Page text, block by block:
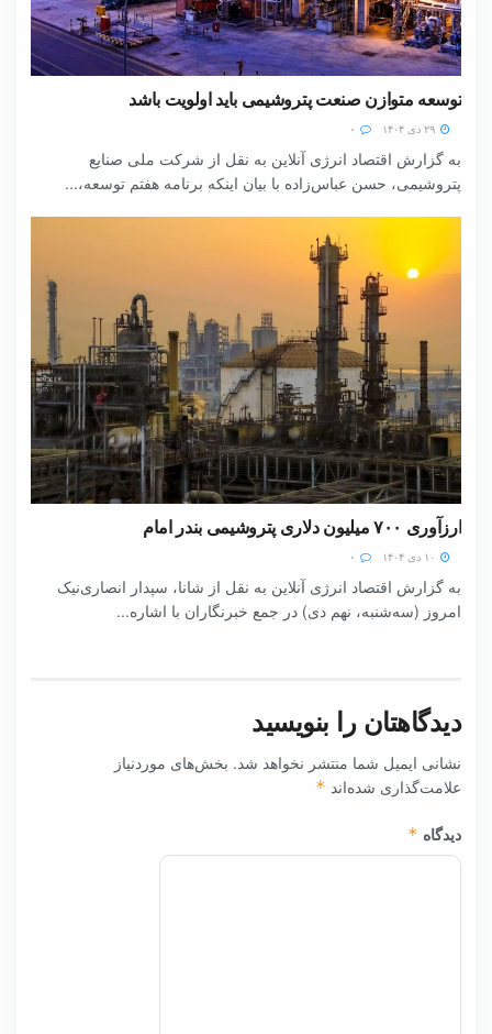
توسعه متوازن صنعت پتروشیمی باید اولویت باشد
به گزارش اقتصاد انرژی آنلاین به نقل از شرکت ملی صنایع
پتروشیمی، حسن عباس‌زاده با بیان اینکه برنامه هفتم توسعه،...
ارزآوری ۷۰۰ میلیون دلاری پتروشیمی بندر امام
به گزارش اقتصاد انرژی آنلاین به نقل از شانا، سپدار انصاری‌نیک
امروز (سه‌شنبه، نهم دی) در جمع خبرنگاران با اشاره...
دیدگاهتان را بنویسید
نشانی ایمیل شما منتشر نخواهد شد. بخش‌های موردنیاز
علامت‌گذاری شده‌اند *
دیدگاه *